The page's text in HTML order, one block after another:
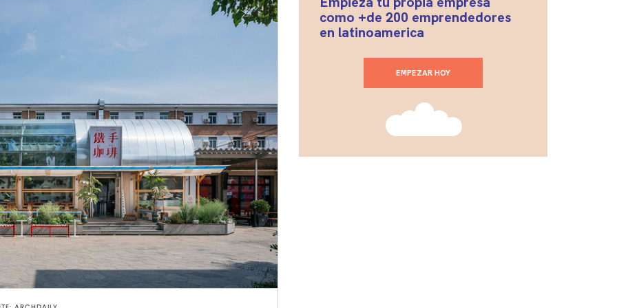
como +de 200 emprendedores
en latinoamerica
EMPEZAR HOY